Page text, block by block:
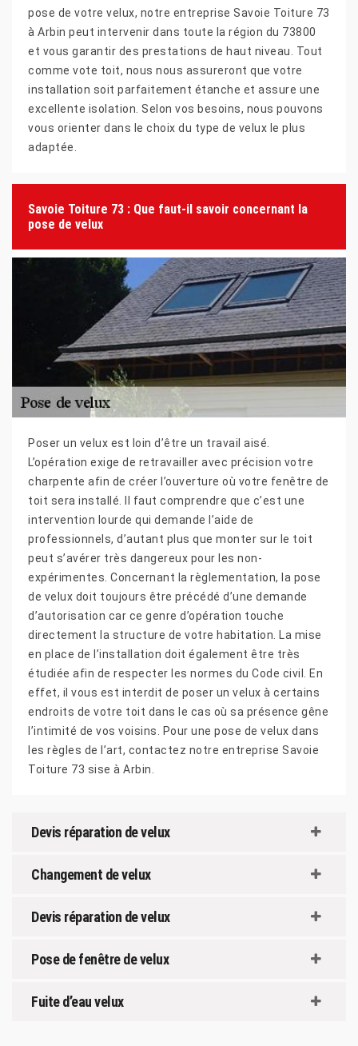
pose de votre velux, notre entreprise Savoie Toiture 73
à Arbin peut intervenir dans toute la région du 73800
et vous garantir des prestations de haut niveau. Tout
comme vote toit, nous nous assureront que votre
installation soit parfaitement étanche et assure une
excellente isolation. Selon vos besoins, nous pouvons
vous orienter dans le choix du type de velux le plus
adaptée.
Savoie Toiture 73 : Que faut-il savoir concernant la
pose de velux
Poser un velux est loin d’être un travail aisé.
L’opération exige de retravailler avec précision votre
charpente afin de créer l’ouverture où votre fenêtre de
toit sera installé. Il faut comprendre que c’est une
intervention lourde qui demande l’aide de
professionnels, d’autant plus que monter sur le toit
peut s’avérer très dangereux pour les non-
expérimentes. Concernant la règlementation, la pose
de velux doit toujours être précédé d’une demande
d’autorisation car ce genre d’opération touche
directement la structure de votre habitation. La mise
en place de l’installation doit également être très
étudiée afin de respecter les normes du Code civil. En
effet, il vous est interdit de poser un velux à certains
endroits de votre toit dans le cas où sa présence gêne
l’intimité de vos voisins. Pour une pose de velux dans
les règles de l’art, contactez notre entreprise Savoie
Toiture 73 sise à Arbin.
Devis réparation de velux
Changement de velux
Devis réparation de velux
Pose de fenêtre de velux
Fuite d’eau velux